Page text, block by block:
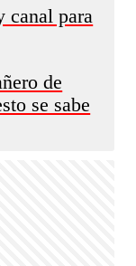
canal para
de
se sabe